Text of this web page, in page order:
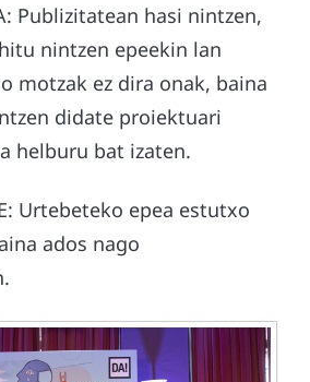
Publizitatean hasi nintzen,
nintzen epeekin lan
motzak ez dira onak, baina
didate proiektuari
helburu bat izaten.
Urtebeteko epea estutxo
ados nago